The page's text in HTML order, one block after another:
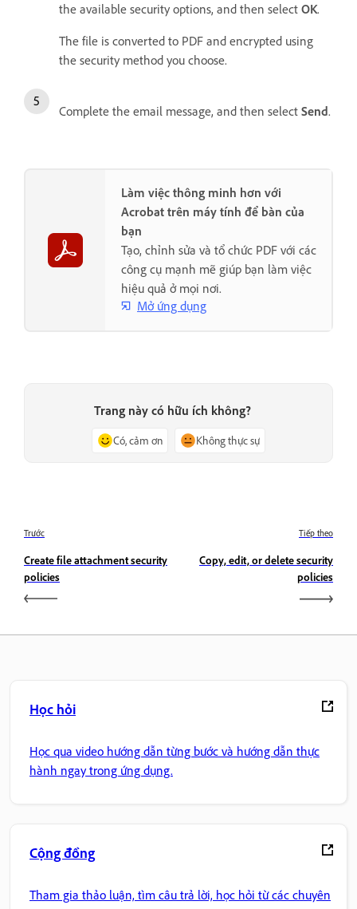
the available security options, and then select OK.
The file is converted to PDF and encrypted using
the security method you choose.
Complete the email message, and then select Send.
Làm việc thông minh hơn với
Acrobat trên máy tính để bàn của
bạn
Tạo, chỉnh sửa và tổ chức PDF với các
công cụ mạnh mẽ giúp bạn làm việc
hiệu quả ở mọi nơi.
Mở ứng dụng
Trang này có hữu ích không?
Có, cảm ơn Không thực sự
Trước
Create file attachment security
policies
Tiếp theo
Copy, edit, or delete security
policies
Học hỏi
Học qua video hướng dẫn từng bước và hướng dẫn thực
hành ngay trong ứng dụng.
Cộng đồng
Tham gia thảo luận, tìm câu trả lời, học hỏi từ các chuyên